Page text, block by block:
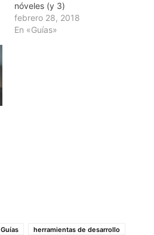
nóveles (y 3)
febrero 28, 2018
En «Guías»
Guías herramientas de desarrollo